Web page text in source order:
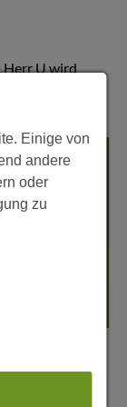
Herr U wird
in den
Einige von
andere
oder
zu